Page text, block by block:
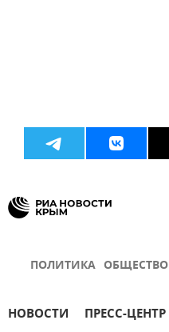
ПОЛИТИКА ОБЩЕСТВО
НОВОСТИ ПРЕСС-ЦЕНТР